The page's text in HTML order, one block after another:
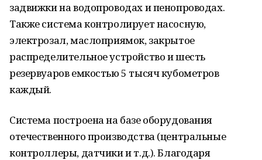
задвижки на водопроводах и пенопроводах.
Также система контролирует насосную,
электрозал, маслоприямок, закрытое
распределительное устройство и шесть
резервуаров емкостью 5 тысяч кубометров
каждый.
Система построена на базе оборудования
отечественного производства (центральные
контроллеры, датчики и т.д.). Благодаря